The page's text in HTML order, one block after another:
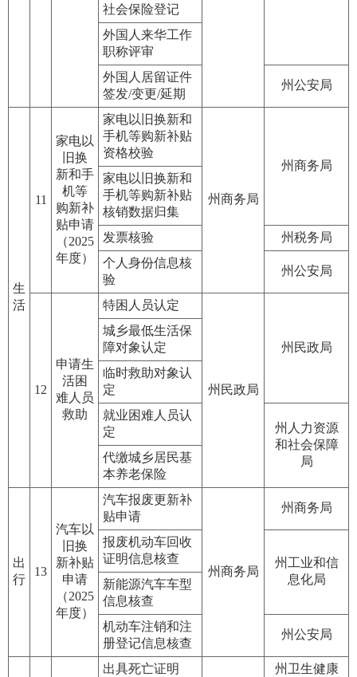
社会保险登记
外国人来华工作
职称评审
外国人居留证件
签发/变更/延期
州公安局
生
活
11
家电以
旧换
新和手
机等
购新补
贴申请
（2025
年度）
家电以旧换新和
手机等购新补贴
资格校验
州商务局
州商务局
家电以旧换新和
手机等购新补贴
核销数据归集
发票核验
州税务局
个人身份信息核
验
州公安局
12
申请生
活困
难人员
救助
特困人员认定
州民政局
州民政局
城乡最低生活保
障对象认定
临时救助对象认
定
就业困难人员认
定
州人力资源
和社会保障
局
代缴城乡居民基
本养老保险
出
行
13
汽车以
旧换
新补贴
申请
（2025
年度）
汽车报废更新补
贴申请
州商务局
州商务局
报废机动车回收
证明信息核查
州工业和信
息化局
新能源汽车车型
信息核查
机动车注销和注
册登记信息核查
州公安局
出具死亡证明
州卫生健康